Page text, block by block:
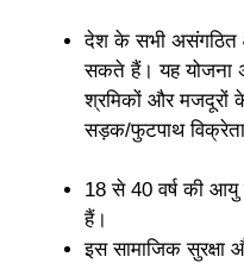
देश के सभी असंगठित
सकते हैं। यह योजना
श्रमिकों और मजदूरों
सड़क/फुटपाथ
18 से 40 वर्ष की
हैं।
इस सामाजिक सुरक्षा